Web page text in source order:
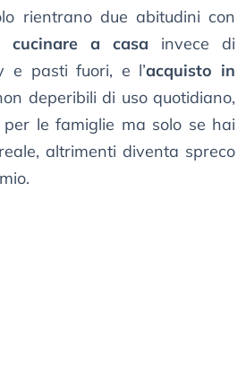
rientrano due abitudini con
cucinare a casa invece di
e pasti fuori, e l’acquisto in
deperibili di uso quotidiano,
le famiglie ma solo se hai
altrimenti diventa spreco